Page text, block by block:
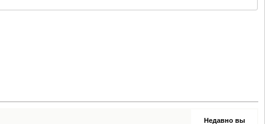
Недавно вы